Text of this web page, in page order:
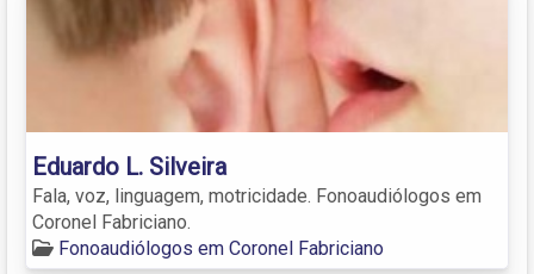
Eduardo L. Silveira
Fala, voz, linguagem, motricidade. Fonoaudiólogos em
Coronel Fabriciano.
Fonoaudiólogos em Coronel Fabriciano